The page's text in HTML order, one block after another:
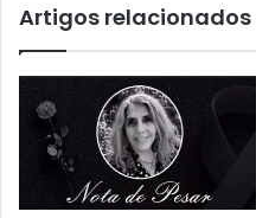
Artigos relacionados